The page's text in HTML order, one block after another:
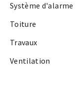
Système d'alarme
Toiture
Travaux
Ventilation